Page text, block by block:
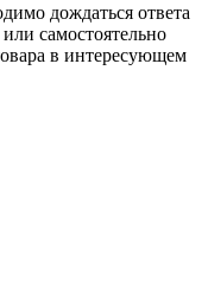
дождаться ответа
самостоятельно
в интересующем